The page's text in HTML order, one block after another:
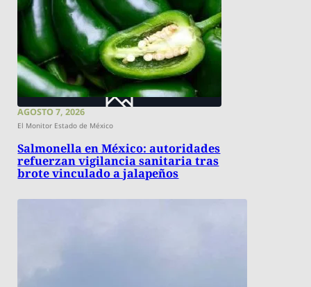
AGOSTO 7, 2026
El Monitor Estado de México
Salmonella en México: autoridades
refuerzan vigilancia sanitaria tras
brote vinculado a jalapeños